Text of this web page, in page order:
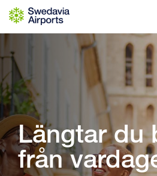
Gå till innehåll
Längtar du
från